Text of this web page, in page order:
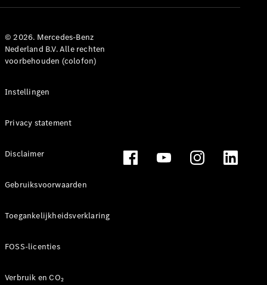
© 2026. Mercedes-Benz
Nederland B.V. Alle rechten
voorbehouden (colofon)
Instellingen
Privacy statement
Disclaimer
Gebruiksvoorwaarden
Toegankelijkheidsverklaring
FOSS-licenties
Verbruik en CO₂